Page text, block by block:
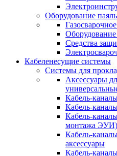
Оборудование
Оборудование
Средства
Кабеленесущие системы
Системы для
Аксессуары
Кабель-
Кабель-
Кабель-
монтажа ЭУИ)
Кабель-
аксессуары
Кабель-